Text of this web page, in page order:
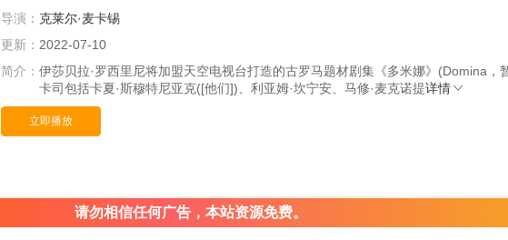
导演： 克莱尔·麦卡锡
更新： 2022-07-10
简介： 伊莎贝拉·罗西里尼将加盟天空电视台打造的古罗马题材剧集《多米娜》(Domina，
卡司包括卡夏·斯穆特尼亚克([他们])、利亚姆·坎宁安、马修·麦克诺提详情
立即播放
请勿相信任何广告，本站资源免费。